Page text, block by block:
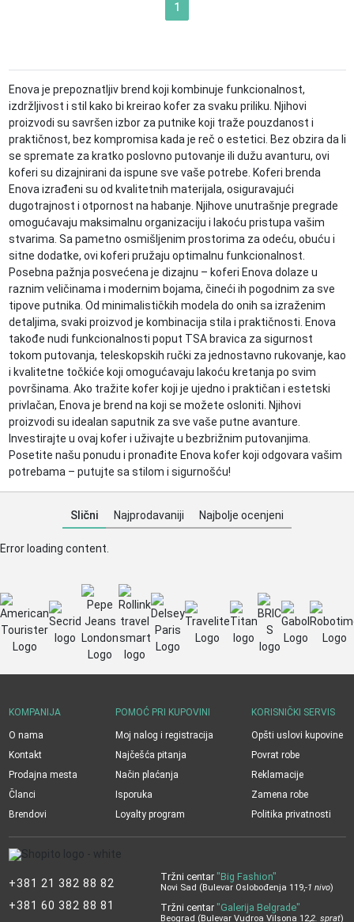
1
Enova je prepoznatljiv brend koji kombinuje funkcionalnost,
izdržljivost i stil kako bi kreirao kofer za svaku priliku. Njihovi
proizvodi su savršen izbor za putnike koji traže pouzdanost i
praktičnost, bez kompromisa kada je reč o estetici. Bez obzira da li
se spremate za kratko poslovno putovanje ili dužu avanturu, ovi
koferi su dizajnirani da ispune sve vaše potrebe. Koferi brenda
Enova izrađeni su od kvalitetnih materijala, osiguravajući
dugotrajnost i otpornost na habanje. Njihove unutrašnje pregrade
omogućavaju maksimalnu organizaciju i lakoću pristupa vašim
stvarima. Sa pametno osmišljenim prostorima za odeću, obuću i
sitne dodatke, ovi koferi pružaju optimalnu funkcionalnost.
Posebna pažnja posvećena je dizajnu – koferi Enova dolaze u
raznim veličinama i modernim bojama, čineći ih pogodnim za sve
tipove putnika. Od minimalističkih modela do onih sa izraženim
detaljima, svaki proizvod je kombinacija stila i praktičnosti. Enova
takođe nudi funkcionalnosti poput TSA bravica za sigurnost
tokom putovanja, teleskopskih ručki za jednostavno rukovanje, kao
i kvalitetne točkiće koji omogućavaju lakoću kretanja po svim
površinama. Ako tražite kofer koji je ujedno i praktičan i estetski
privlačan, Enova je brend na koji se možete osloniti. Njihovi
proizvodi su idealan saputnik za sve vaše putne avanture.
Investirajte u ovaj kofer i uživajte u bezbrižnim putovanjima.
Posetite našu ponudu i pronađite Enova kofer koji odgovara vašim
potrebama – putujte sa stilom i sigurnošću!
Slični Najprodavaniji Najbolje ocenjeni
Error loading content.
+381 21 382 88 82
+381 60 382 88 81
Tržni centar "Big Fashion"
Novi Sad (Bulevar Oslobođenja 119,-1 nivo)
Tržni centar "Galerija Belgrade"
Beograd (Bulevar Vudroa Vilsona 12,2. sprat)
KOMPANIJA
O nama
Kontakt
Prodajna mesta
Članci
Brendovi
POMOĆ PRI KUPOVINI
Moj nalog i registracija
Najčešća pitanja
Način plaćanja
Isporuka
Loyalty program
KORISNIČKI SERVIS
Opšti uslovi kupovine
Povrat robe
Reklamacije
Zamena robe
Politika privatnosti